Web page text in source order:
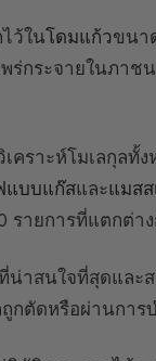
ว้ในโดมแก้วขนา
กระจายในภาช
ราะห์โมเลกุลทั้
แบบแก๊สและแมส
รายการที่แตกต่า
น่าสนใจที่สุดแล
กตัดหรือผ่านการ